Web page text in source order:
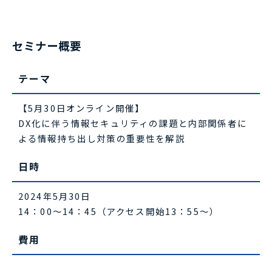
セミナー概要
テーマ
【5月30日オンライン開催】
DX化に伴う情報セキュリティの課題と内部関係者に
よる情報持ち出し対策の重要性を解説
日時
2024年5月30日
14：00～14：45（アクセス開始13：55～）
費用